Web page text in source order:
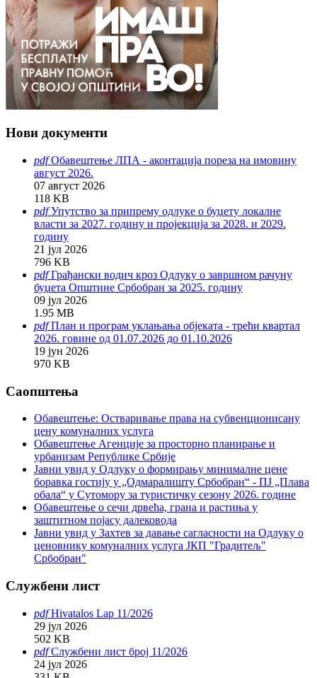
Нови документи
pdf Обавештење ЛПА - аконтација пореза на имовину
август 2026.
07 август 2026
118 KB
pdf Упутство за припрему одлуке о буџету локалне
власти за 2027. годину и пројекција за 2028. и 2029.
годину
21 јул 2026
796 KB
pdf Грађански водич кроз Одлуку о завршном рачуну
буџета Општине Србобран за 2025. годину
09 јул 2026
1.95 MB
pdf План и програм уклањања објеката - трећи квартал
2026. говине од 01.07.2026 до 01.10.2026
19 јун 2026
970 KB
Саопштења
Обавештење: Oстваривање права на субвенционисану
цену комуналних услуга
Обавештење Агенције за просторно планирање и
урбанизам Републике Србије
Јавни увид у Одлуку о формирању минималне цене
боравка гостију у „Одмаралишту Србобран“ - ПЈ „Плава
обала“ у Сутомору за туристичку сезону 2026. године
Обавештење о сечи дрвећа, грана и растиња у
заштитном појасу далековода
Јавни увид у Захтев за давање сагласности на Одлуку o
ценовнику комуналних услуга ЈКП "Градитељ"
Србобран"
Службени лист
pdf Hivatalos Lap 11/2026
29 јул 2026
502 KB
pdf Службени лист број 11/2026
24 јул 2026